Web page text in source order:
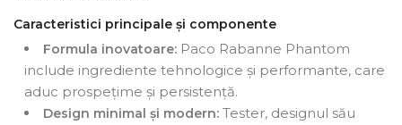
Caracteristici principale și componente
Formula inovatoare: Paco Rabanne Phantom
include ingrediente tehnologice și performante, care
aduc prospețime și persistență.
Design minimal și modern: Tester, designul său